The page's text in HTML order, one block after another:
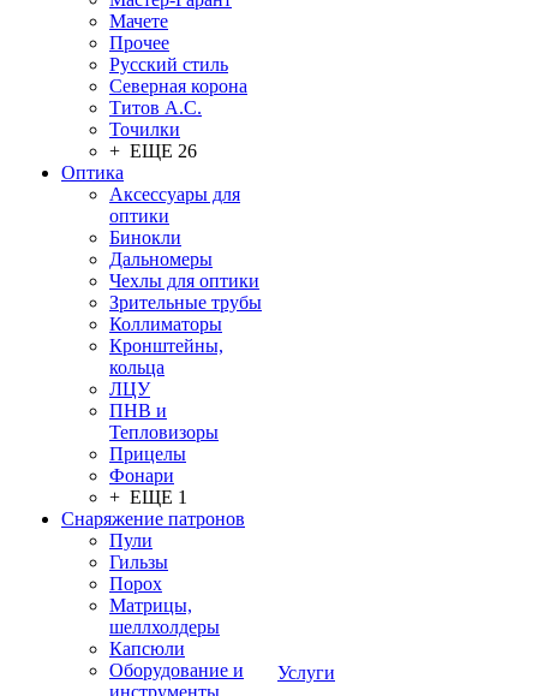
Мачете
Прочее
Русский стиль
Северная корона
Титов А.С.
Точилки
+ ЕЩЕ 26
Оптика
Аксессуары для
оптики
Бинокли
Дальномеры
Чехлы для оптики
Зрительные трубы
Коллиматоры
Кронштейны,
кольца
ЛЦУ
ПНВ и
Тепловизоры
Прицелы
Фонари
+ ЕЩЕ 1
Снаряжение патронов
Пули
Гильзы
Порох
Матрицы,
шеллхолдеры
Капсюли
Оборудование и
инструменты
Услуги